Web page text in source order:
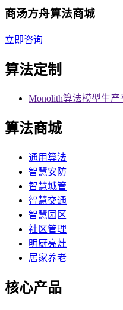
商汤方舟算法商城
立即咨询
算法定制
Monolith算法模型生产
算法商城
通用算法
智慧安防
智慧城管
智慧交通
智慧园区
社区管理
明厨亮灶
居家养老
核心产品